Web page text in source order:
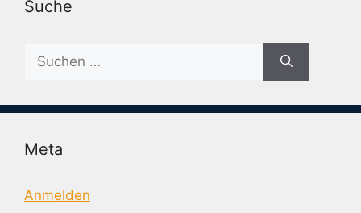
Suche
Suche
nach:
Meta
Anmelden